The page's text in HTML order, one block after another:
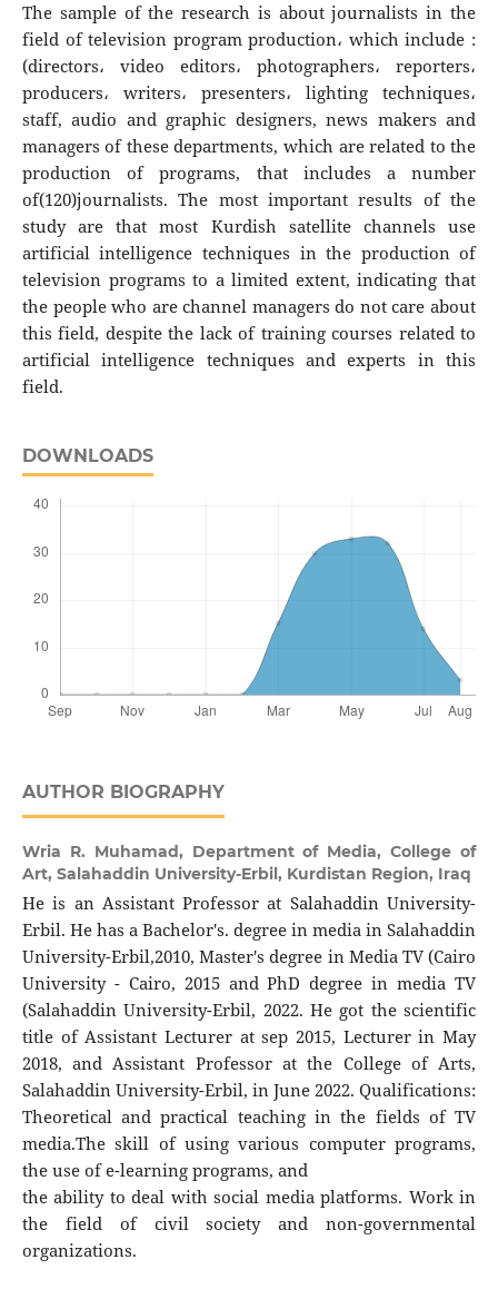
The sample of the research is about journalists in the
field of television program production، which include :
(directors، video editors، photographers، reporters،
producers، writers، presenters، lighting techniques،
staff, audio and graphic designers, news makers and
managers of these departments, which are related to the
production of programs, that includes a number
of(120)journalists. The most important results of the
study are that most Kurdish satellite channels use
artificial intelligence techniques in the production of
television programs to a limited extent, indicating that
the people who are channel managers do not care about
this field, despite the lack of training courses related to
artificial intelligence techniques and experts in this
field.
DOWNLOADS
AUTHOR BIOGRAPHY
Wria R. Muhamad, Department of Media, College of
Art, Salahaddin University-Erbil, Kurdistan Region, Iraq
He is an Assistant Professor at Salahaddin University-
Erbil. He has a Bachelor's. degree in media in Salahaddin
University-Erbil,2010, Master's degree in Media TV (Cairo
University - Cairo, 2015 and PhD degree in media TV
(Salahaddin University-Erbil, 2022. He got the scientific
title of Assistant Lecturer at sep 2015, Lecturer in May
2018, and Assistant Professor at the College of Arts,
Salahaddin University-Erbil, in June 2022. Qualifications:
Theoretical and practical teaching in the fields of TV
media.The skill of using various computer programs,
the use of e-learning programs, and
the ability to deal with social media platforms. Work in
the field of civil society and non-governmental
organizations.